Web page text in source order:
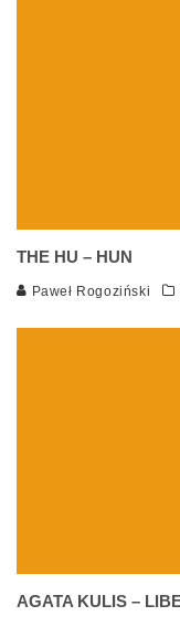
THE HU – HUN
Paweł Rogoziński
AGATA KULIS –